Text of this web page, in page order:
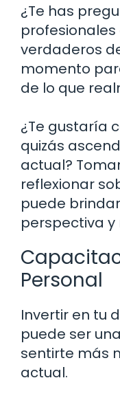
¿Te has
verdaderos
momento
de lo que
¿Te gustaría
quizás
actual?
reflexionar
puede
perspectiva y
Personal
Invertir en tu
puede ser
sentirte más
actual.